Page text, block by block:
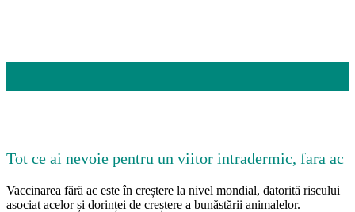
Tot ce ai nevoie pentru un viitor intradermic, fara ac
Vaccinarea fără ac este în creștere la nivel mondial, datorită riscului
asociat acelor și dorinței de creștere a bunăstării animalelor.